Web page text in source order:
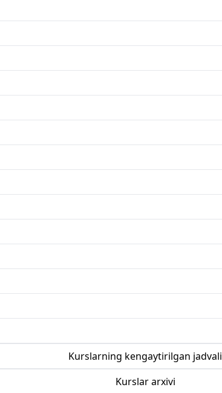
Kurslarning kengaytirilgan jadvali
Kurslar arxivi